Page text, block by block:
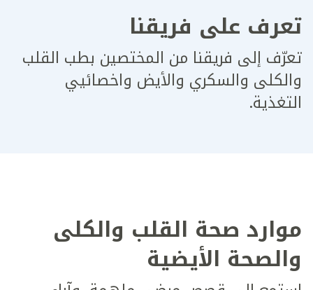
تعرف على فريقنا
تعرّف إلى فريقنا من المختصين بطب القلب
والكلى والسكري والأيض واخصائيي
التغذية.
موارد صحة القلب والكلى
والصحة الأيضية